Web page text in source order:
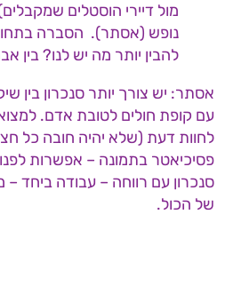
נופש (אסתר). הסברה
להבין יותר מה יש לנו? בין
אסתר: יש צורך יותר סנכרון בין
עם קופת חולים לטובת אדם.
לחוות דעת (שלא יהיה חובה כל
פסיכיאטר בתמונה – אפשרות
סנכרון עם רווחה – עבודה ביחד
של הכול.